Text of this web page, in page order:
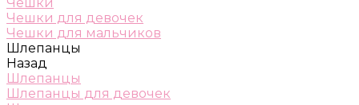
Чешки для девочек
Чешки для мальчиков
Шлепанцы
Назад
Шлепанцы
Шлепанцы для девочек